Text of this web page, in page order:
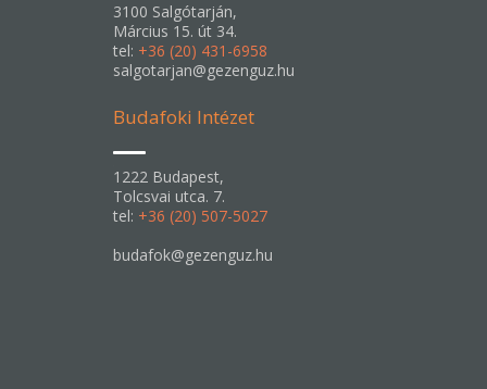
3100 Salgótarján,
Március 15. út 34.
tel: +36 (20) 431-6958
salgotarjan@gezenguz.hu
Budafoki Intézet
1222 Budapest,
Tolcsvai utca. 7.
tel: +36 (20) 507-5027
budafok@gezenguz.hu